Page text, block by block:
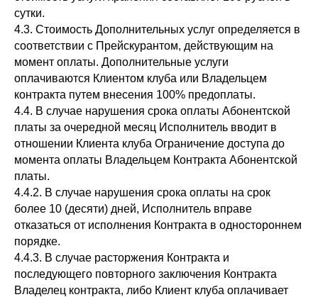
сутки.
4.3. Стоимость Дополнительных услуг определяется в
соответствии с Прейскурантом, действующим на
момент оплаты. Дополнительные услуги
оплачиваются Клиентом клуба или Владельцем
контракта путем внесения 100% предоплаты.
4.4. В случае нарушения срока оплаты Абонентской
платы за очередной месяц Исполнитель вводит в
отношении Клиента клуба Ограничение доступа до
момента оплаты Владельцем Контракта Абонентской
платы.
4.4.2. В случае нарушения срока оплаты на срок
более 10 (десяти) дней, Исполнитель вправе
отказаться от исполнения Контракта в одностороннем
порядке.
4.4.3. В случае расторжения Контракта и
последующего повторного заключения Контракта
Владелец контракта, либо Клиент клуба оплачивает